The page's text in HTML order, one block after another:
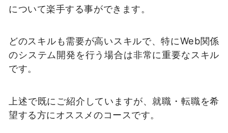
について楽手する事ができます。
どのスキルも需要が高いスキルで、特にWeb関係
のシステム開発を行う場合は非常に重要なスキル
です。
上述で既にご紹介していますが、就職・転職を希
望する方にオススメのコースです。